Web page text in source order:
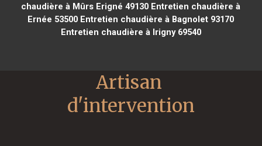
chaudière à Mûrs Erigné 49130 Entretien chaudière à
Ernée 53500 Entretien chaudière à Bagnolet 93170
Entretien chaudière à Irigny 69540
Artisan
d'intervention